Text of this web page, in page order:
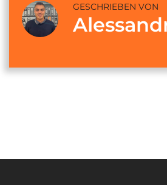
GESCHRIEBEN VON